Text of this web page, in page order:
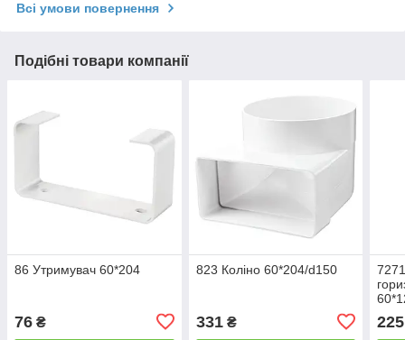
Всі умови повернення
Подібні товари компанії
86 Утримувач 60*204
76 ₴
823 Коліно 60*204/d150
331₴ 225